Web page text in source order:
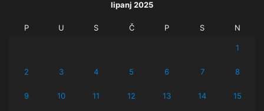
lipanj 2025
P U S Č P S N
1
2 3 4 5 6 7 8
9 10 11 12 13 14 15